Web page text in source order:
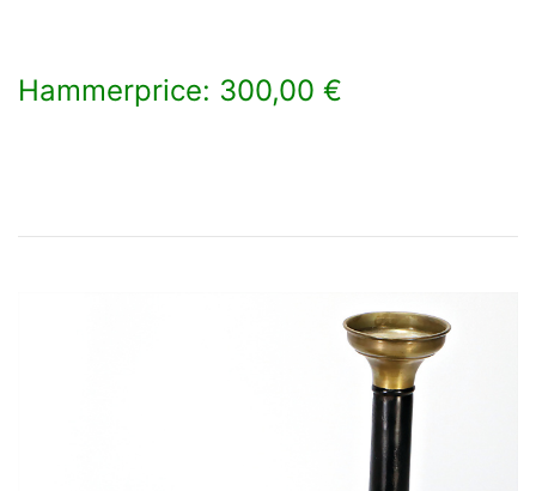
Hammerprice: 300,00 €